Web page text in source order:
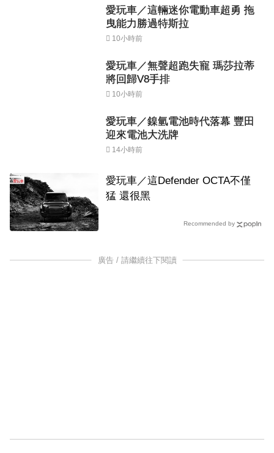
愛玩車／這輛迷你電動車超勇 拖
曳能力勝過特斯拉
10小時前
愛玩車／無聲超跑失寵 瑪莎拉蒂
將回歸V8手排
10小時前
愛玩車／鎳氫電池時代落幕 豐田
迎來電池大洗牌
14小時前
愛玩車／這Defender OCTA不僅
猛 還很黑
Recommended by
廣告 / 請繼續往下閱讀